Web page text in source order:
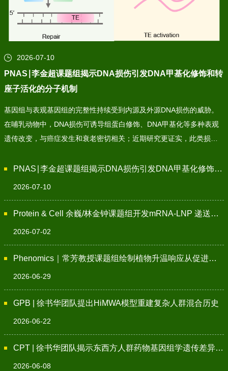
2026-07-10
PNAS∣李金超课题组揭示DNA损伤引发DNA甲基化修饰和转
座子活化的分子机制
基因组与表观基因组的完整性持续受到内源及外源DNA损伤的威胁。
在哺乳动物中，DNA损伤可诱导组蛋白修饰、DNA甲基化等多种表观
遗传改变，与癌症发生和衰老密切相关；近期研究更证实，此类损伤
长且依赖光合自养，使其对环境DNA损伤尤为敏感——辐射、紫外线
DNA损伤诱导的表观遗传变异已在真核生物中被广泛记录，但其潜在
transposable elements in Arabidopsis”的研究论文。本研究构建了一
增强、DNA损伤应答激活及全基因组转座子活化相耦联。研究揭示了
领域作出了重要概念性推进。研究发现，基因组SSB的
PNAS∣李金超课题组揭示DNA损伤引发DNA甲基化修饰和转座子活化的分子机制
2026-07-10
Protein & Cell 余巍/林金钟课题组开发mRNA-LNP 递送策略缓解小鼠早衰表型
2026-07-02
Phenomics｜常芳教授课题组绘制植物升温响应从促进生长转向胁迫制动的分子图谱
2026-06-29
GPB | 徐书华团队提出HiMWA模型重建复杂人群混合历史
2026-06-22
CPT | 徐书华团队揭示东西方人群药物基因组学遗传差异及其演化驱动机制
2026-06-08